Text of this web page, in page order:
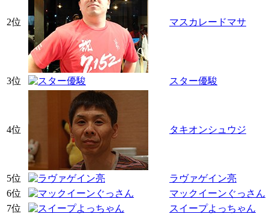
2位 マスカレードマサ
3位 スター優駿
4位 タキオンシュウジ
5位
ラヴァゲイン亮
6位
マックイーンぐっさん
7位
スイープよっちゃん